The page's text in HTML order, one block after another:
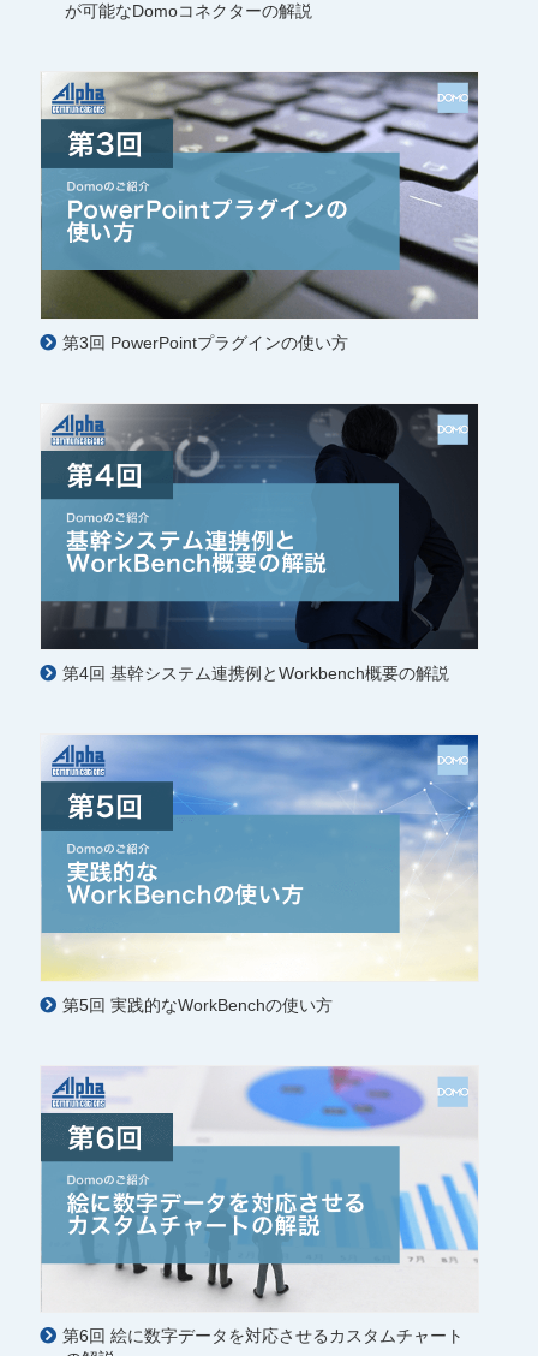
が可能なDomoコネクターの解説
第3回 PowerPointプラグインの使い方
第4回 基幹システム連携例とWorkbench概要の解説
第5回 実践的なWorkBenchの使い方
第6回 絵に数字データを対応させるカスタムチャート